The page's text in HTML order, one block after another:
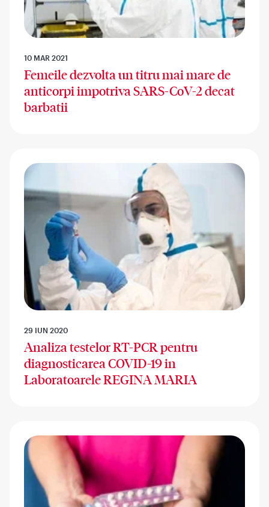
10 MAR 2021
Femeile dezvolta un titru mai mare de
anticorpi impotriva SARS-CoV-2 decat
barbatii
29 IUN 2020
Analiza testelor RT-PCR pentru
diagnosticarea COVID-19 in
Laboratoarele REGINA MARIA